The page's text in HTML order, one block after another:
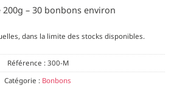
200g – 30 bonbons environ
dans la limite des stocks disponibles.
Référence : 300-M
Catégorie : Bonbons